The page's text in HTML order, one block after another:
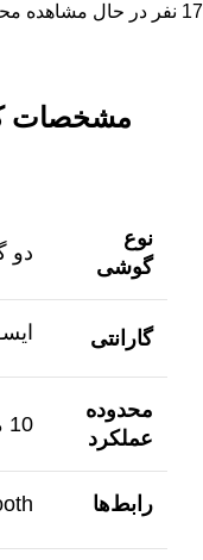
17 نفر در حال مشاهده
مشخصات
نوع
گوشی
دو
گارانتی
محدوده
عملکرد
10 متر
رابط‌ها